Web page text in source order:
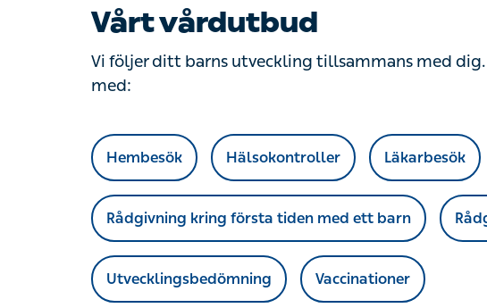
Vårt vårdutbud
Vi följer ditt barns utveckling tillsammans med dig.
med:
Hembesök Hälsokontroller Läkarbesök
Rådgivning kring första tiden med ett barn
Utvecklingsbedömning Vaccinationer